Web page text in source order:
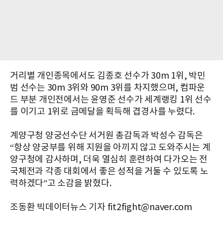
거리별 개인종목에서도 김종호 선수가 30m 1위, 박민
범 선수는 30m 3위와 90m 3위를 차지했으며, 컴파운
드 부분 개인전에서는 윤영준 선수가 세계랭킹 1위 선수
를 이기고 1위로 금메달을 획득해 겹경사를 누렸다.
계양구청 양궁선수단 서거원 총감독과 박성수 감독은
“항상 양궁부를 위해 지원을 아끼지 않고 도와주시는 계
양구청에 감사하며, 더욱 열심히 훈련하여 다가오는 전
국체전과 각종 대회에서 좋은 성적을 거둘 수 있도록 노
력하겠다”고 소감을 밝혔다.
조동환 빅데이터뉴스 기자 fit2fight@naver.com